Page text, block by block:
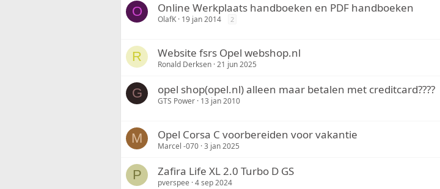
O Online Werkplaats handboeken en PDF handboeken
OlafK 19 jan 2014 2
R Website fsrs Opel webshop.nl
Ronald Derksen 21 jun 2025
G opel shop(opel.nl) alleen maar betalen met creditcard????
GTS Power 13 jan 2010
M Opel Corsa C voorbereiden voor vakantie
Marcel -070 3 jan 2025
P Zafira Life XL 2.0 Turbo D GS
pverspee 4 sep 2024